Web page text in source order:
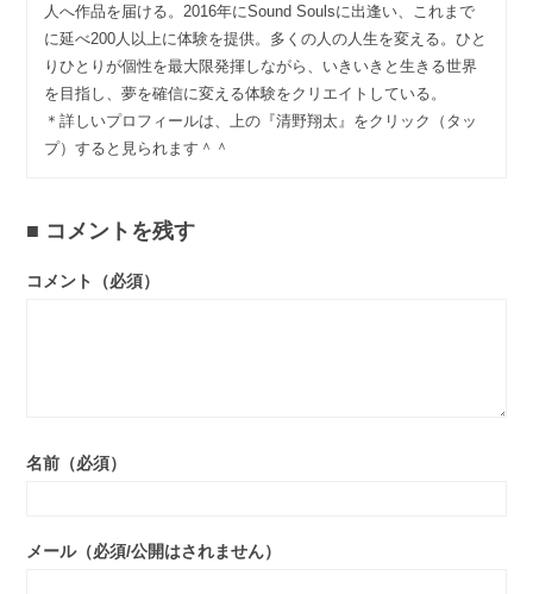
人へ作品を届ける。2016年にSound Soulsに出逢い、これまで
に延べ200人以上に体験を提供。多くの人の人生を変える。ひと
りひとりが個性を最大限発揮しながら、いきいきと生きる世界
を目指し、夢を確信に変える体験をクリエイトしている。
＊詳しいプロフィールは、上の『清野翔太』をクリック（タッ
プ）すると見られます＾＾
コメントを残す
コメント（必須）
名前（必須）
メール（必須/公開はされません）